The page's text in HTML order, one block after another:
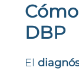
DBP
El